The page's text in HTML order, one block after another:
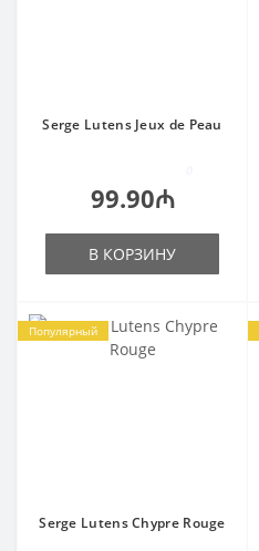
Serge Lutens Jeux de Peau
99.90₼
В КОРЗИНУ
Популярный
Serge Lutens Chypre Rouge